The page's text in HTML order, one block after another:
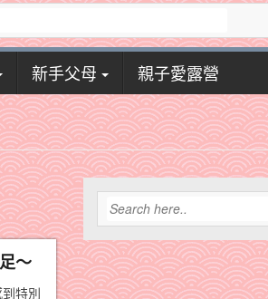
新手父母 親子愛露營
～
特別